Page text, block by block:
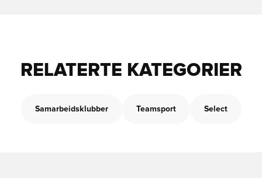
RELATERTE KATEGORIER
Samarbeidsklubber Teamsport Select